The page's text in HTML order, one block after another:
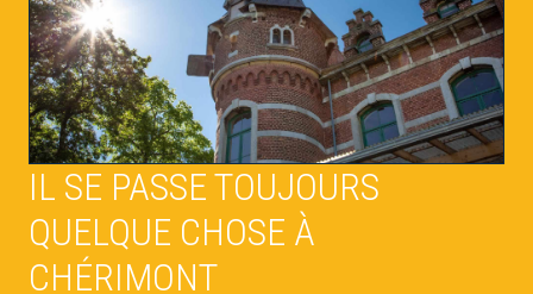
IL SE PASSE TOUJOURS
QUELQUE CHOSE À
CHÉRIMONT